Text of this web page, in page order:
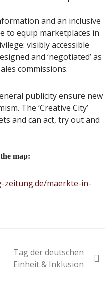
and an inclusive
to equip marketplaces in
visibly accessible
and ‘negotiated’ as
commissions.
publicity ensure new
The ‘Creative City’
and can act, try out and
map:
zeitung.de/maerkte-in-
Tag der deutschen
Einheit & Inklusion